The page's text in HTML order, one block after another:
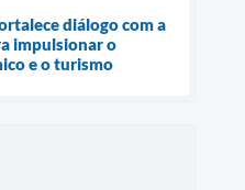
diálogo com a
impulsionar o
e o turismo